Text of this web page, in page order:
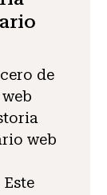
de
web